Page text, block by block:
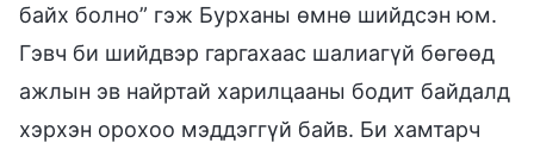
байх болно” гэж Бурханы өмнө шийдсэн юм.
Гэвч би шийдвэр гаргахаас шалиагүй бөгөөд
ажлын эв найртай харилцааны бодит байдалд
хэрхэн орохоо мэддэггүй байв. Би хамтарч